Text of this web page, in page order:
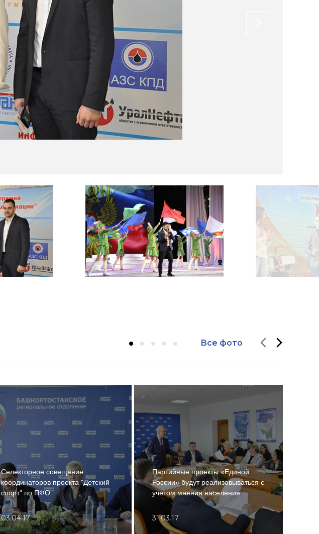
Все фото
Селекторное совещание
координаторов проекта "Детский
спорт" по ПФО
03.04.17
Партийные проекты «Единой
России» будут реализовываться с
учетом мнения населения
31.03.17